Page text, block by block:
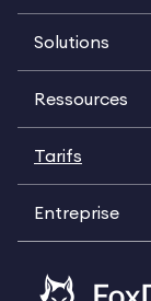
Solutions
Ressources
Tarifs
Entreprise